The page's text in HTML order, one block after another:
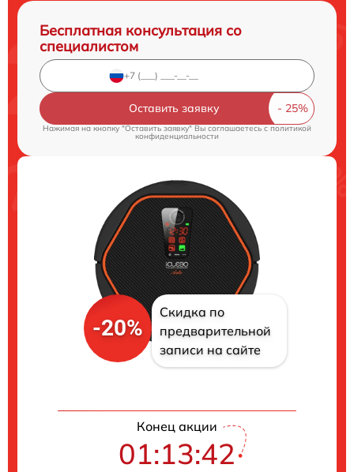
Бесплатная консультация со
специалистом
Оставить заявку
Нажимая на кнопку "Оставить заявку" Вы соглашаетесь cполитикой
конфиденциальности
-20%
Скидка по
предварительной
записи на сайте
Конец акции
01:13:41